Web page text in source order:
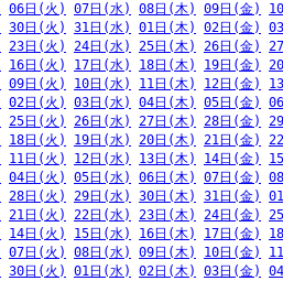
06日(火) 07日(水) 08日(木) 09日(金)
30日(火) 31日(水) 01日(木) 02日(金)
23日(火) 24日(水) 25日(木) 26日(金)
16日(火) 17日(水) 18日(木) 19日(金)
09日(火) 10日(水) 11日(木) 12日(金)
02日(火) 03日(水) 04日(木) 05日(金)
25日(火) 26日(水) 27日(木) 28日(金)
18日(火) 19日(水) 20日(木) 21日(金)
11日(火) 12日(水) 13日(木) 14日(金)
04日(火) 05日(水) 06日(木) 07日(金)
28日(火) 29日(水) 30日(木) 31日(金)
21日(火) 22日(水) 23日(木) 24日(金)
14日(火) 15日(水) 16日(木) 17日(金)
07日(火) 08日(水) 09日(木) 10日(金)
30日(火) 01日(水) 02日(木) 03日(金)